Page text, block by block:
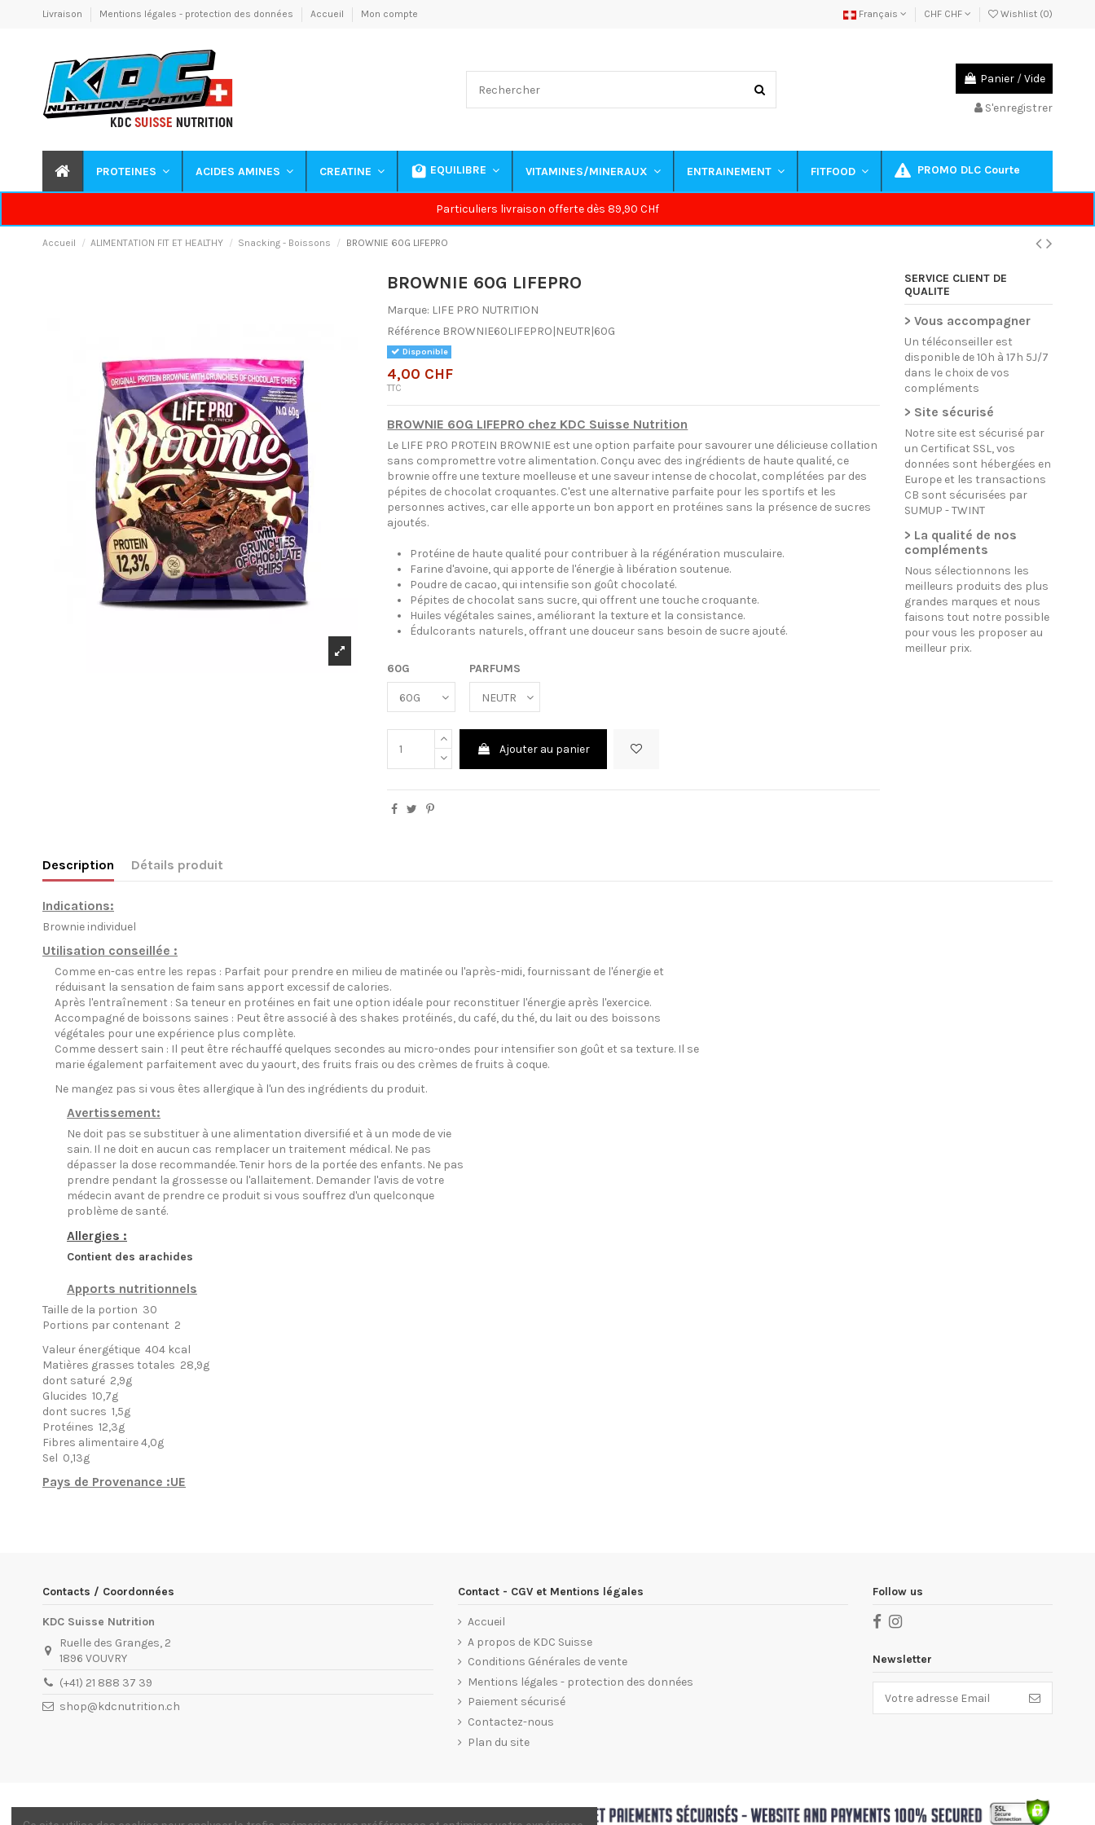
Livraison Mentions légales - protection des données Accueil Mon compte Français CHF CHF Wishlist (0)
Panier /Vide
S'enregistrer
PROTEINES ACIDES AMINES CREATINE EQUILIBRE VITAMINES/MINERAUX ENTRAINEMENT FITFOOD PROMO DLC Courte
Particuliers livraison offerte dès 89,90 CHf
Accueil ALIMENTATION FIT ET HEALTHY Snacking - Boissons BROWNIE 60G LIFEPRO
BROWNIE 60G LIFEPRO
Marque: LIFE PRO NUTRITION
Référence BROWNIE60LIFEPRO|NEUTR|60G
Disponible
4,00 CHF
TTC
BROWNIE 60G LIFEPRO chez KDC Suisse Nutrition
Le LIFE PRO PROTEIN BROWNIE est une option parfaite pour savourer une délicieuse collation
sans compromettre votre alimentation. Conçu avec des ingrédients de haute qualité, ce
brownie offre une texture moelleuse et une saveur intense de chocolat, complétées par des
pépites de chocolat croquantes. C'est une alternative parfaite pour les sportifs et les
personnes actives, car elle apporte un bon apport en protéines sans la présence de sucres
ajoutés.
Protéine de haute qualité pour contribuer à la régénération musculaire.
Farine d'avoine, qui apporte de l'énergie à libération soutenue.
Poudre de cacao, qui intensifie son goût chocolaté.
Pépites de chocolat sans sucre, qui offrent une touche croquante.
Huiles végétales saines, améliorant la texture et la consistance.
Édulcorants naturels, offrant une douceur sans besoin de sucre ajouté.
60G PARFUMS
Ajouter au panier
SERVICE CLIENT DE
QUALITE
> Vous accompagner
Un téléconseiller est
disponible de 10h à 17h 5J/7
dans le choix de vos
compléments
> Site sécurisé
Notre site est sécurisé par
un Certificat SSL, vos
données sont hébergées en
Europe et les transactions
CB sont sécurisées par
SUMUP - TWINT
> La qualité de nos
compléments
Nous sélectionnons les
meilleurs produits des plus
grandes marques et nous
faisons tout notre possible
pour vous les proposer au
meilleur prix.
Description Détails produit
Indications:
Brownie individuel
Utilisation conseillée :
Comme en-cas entre les repas : Parfait pour prendre en milieu de matinée ou l'après-midi, fournissant de l'énergie et
réduisant la sensation de faim sans apport excessif de calories.
Après l'entraînement : Sa teneur en protéines en fait une option idéale pour reconstituer l'énergie après l'exercice.
Accompagné de boissons saines : Peut être associé à des shakes protéinés, du café, du thé, du lait ou des boissons
végétales pour une expérience plus complète.
Comme dessert sain : Il peut être réchauffé quelques secondes au micro-ondes pour intensifier son goût et sa texture. Il se
marie également parfaitement avec du yaourt, des fruits frais ou des crèmes de fruits à coque.
Ne mangez pas si vous êtes allergique à l'un des ingrédients du produit.
Avertissement:
Ne doit pas se substituer à une alimentation diversifié et à un mode de vie
sain. Il ne doit en aucun cas remplacer un traitement médical. Ne pas
dépasser la dose recommandée. Tenir hors de la portée des enfants. Ne pas
prendre pendant la grossesse ou l'allaitement. Demander l'avis de votre
médecin avant de prendre ce produit si vous souffrez d'un quelconque
problème de santé.
Allergies :
Contient des arachides
Apports nutritionnels
Taille de la portion 30
Portions par contenant 2
Valeur énergétique 404 kcal
Matières grasses totales 28,9g
dont saturé 2,9g
Glucides 10,7g
dont sucres 1,5g
Protéines 12,3g
Fibres alimentaire 4,0g
Sel 0,13g
Pays de Provenance :UE
Contacts / Coordonnées
KDC Suisse Nutrition
Ruelle des Granges, 2
1896 VOUVRY
(+41) 21 888 37 39
shop@kdcnutrition.ch
Contact - CGV et Mentions légales
Accueil
A propos de KDC Suisse
Conditions Générales de vente
Mentions légales - protection des données
Paiement sécurisé
Contactez-nous
Plan du site
Follow us
Newsletter